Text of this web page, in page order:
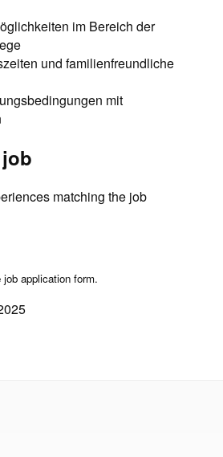
im Bereich der
und familienfreundliche
mit
matching the job
application form.